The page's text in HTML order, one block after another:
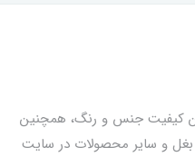
کیفیت جنس و رنگ، همچنین
و سایر محصولات در سایت